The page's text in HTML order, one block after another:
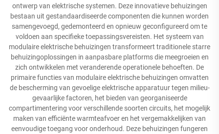
ontwerp van elektrische systemen. Deze innovatieve behuizingen
bestaan uit gestandaardiseerde componenten die kunnen worden
samengevoegd, gedemonteerd en opnieuw geconfigureerd om te
voldoen aan specifieke toepassingsvereisten. Het systeem van
modulaire elektrische behuizingen transformeert traditionele starre
behuizingoplossingen in aanpasbare platforms die meegroeien en
zich ontwikkelen met veranderende operationele behoeften. De
primaire functies van modulaire elektrische behuizingen omvatten
de bescherming van gevoelige elektrische apparatuur tegen milieu-
gevaarlijke factoren, het bieden van georganiseerde
compartimentering voor verschillende soorten circuits, het mogelijk
maken van efficiënte warmteafvoer en het vergemakkelijken van
eenvoudige toegang voor onderhoud. Deze behuizingen fungeren